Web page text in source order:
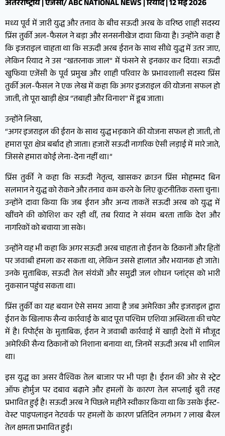
अंतरराष्ट्रीय | एजेंसी/ ABC NATIONAL NEWS | रियाद | 12 मई 2026
मध्य पूर्व में जारी युद्ध और तनाव के बीच सऊदी अरब के वरिष्ठ शाही सदस्य
प्रिंस तुर्की अल-फैसल ने बड़ा और सनसनीखेज दावा किया है। उन्होंने कहा है
कि इजराइल चाहता था कि सऊदी अरब ईरान के साथ सीधे युद्ध में उतर जाए,
लेकिन रियाद ने उस “खतरनाक जाल” में फंसने से इनकार कर दिया। सऊदी
खुफिया एजेंसी के पूर्व प्रमुख और शाही परिवार के प्रभावशाली सदस्य प्रिंस
तुर्की अल-फैसल ने एक लेख में कहा कि अगर इजराइल की योजना सफल हो
जाती, तो पूरा खाड़ी क्षेत्र “तबाही और विनाश” में डूब जाता।
उन्होंने लिखा,
“अगर इजराइल की ईरान के साथ युद्ध भड़काने की योजना सफल हो जाती, तो
हमारा पूरा क्षेत्र बर्बाद हो जाता। हजारों सऊदी नागरिक ऐसी लड़ाई में मारे जाते,
जिससे हमारा कोई लेना-देना नहीं था।”
प्रिंस तुर्की ने कहा कि सऊदी नेतृत्व, खासकर क्राउन प्रिंस मोहम्मद बिन
सलमान ने युद्ध को रोकने और तनाव कम करने के लिए कूटनीतिक रास्ता चुना।
उन्होंने दावा किया कि जब ईरान और अन्य ताकतें सऊदी अरब को युद्ध में
खींचने की कोशिश कर रही थीं, तब रियाद ने संयम बरता ताकि देश और
नागरिकों को बचाया जा सके।
उन्होंने यह भी कहा कि अगर सऊदी अरब चाहता तो ईरान के ठिकानों और हितों
पर जवाबी हमला कर सकता था, लेकिन उससे हालात और भयानक हो जाते।
उनके मुताबिक, सऊदी तेल संयंत्रों और समुद्री जल शोधन प्लांट्स को भारी
नुकसान पहुंच सकता था।
प्रिंस तुर्की का यह बयान ऐसे समय आया है जब अमेरिका और इजराइल द्वारा
ईरान के खिलाफ सैन्य कार्रवाई के बाद पूरा पश्चिम एशिया अस्थिरता की चपेट
में है। रिपोर्ट्स के मुताबिक, ईरान ने जवाबी कार्रवाई में खाड़ी देशों में मौजूद
अमेरिकी सैन्य ठिकानों को निशाना बनाया था, जिनमें सऊदी अरब भी शामिल
था।
इस युद्ध का असर वैश्विक तेल बाजार पर भी पड़ा है। ईरान की ओर से स्ट्रेट
ऑफ होर्मुज पर दबाव बढ़ाने और हमलों के कारण तेल सप्लाई बुरी तरह
प्रभावित हुई है। सऊदी अरब ने पिछले महीने स्वीकार किया था कि उसके ईस्ट-
वेस्ट पाइपलाइन नेटवर्क पर हमलों के कारण प्रतिदिन लगभग 7 लाख बैरल
तेल क्षमता प्रभावित हुई।